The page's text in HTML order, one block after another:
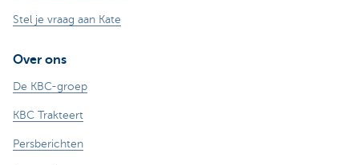
Stel je vraag aan Kate
Over ons
De KBC-groep
KBC Trakteert
Persberichten